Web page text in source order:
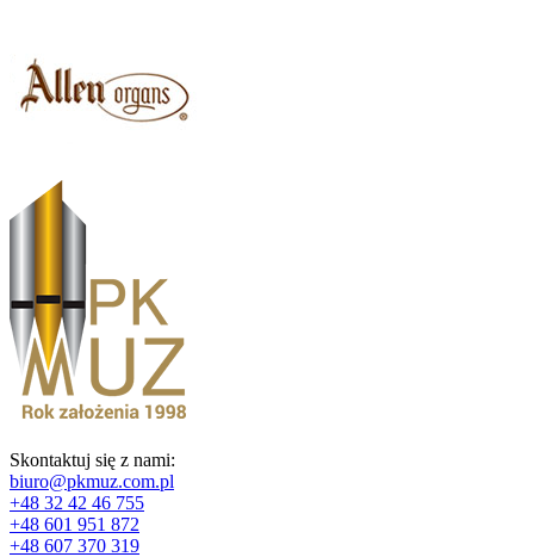
Skontaktuj się z nami:
biuro@pkmuz.com.pl
+48 32 42 46 755
+48 601 951 872
+48 607 370 319